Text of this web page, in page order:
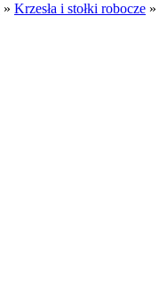
» Krzesła i stołki robocze »